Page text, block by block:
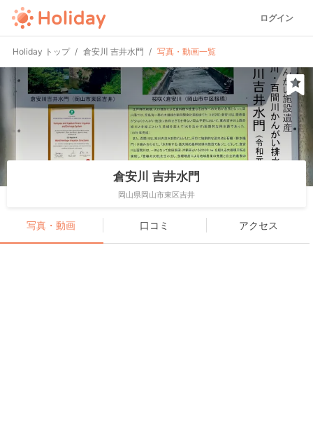
ログイン
Holiday トップ 倉安川 吉井水門 写真・動画一覧
倉安川 吉井水門
岡山県岡山市東区吉井
写真・動画 口コミ アクセス